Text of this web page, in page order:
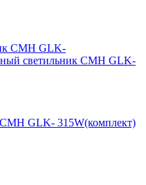
GLK- 315W(комплект)